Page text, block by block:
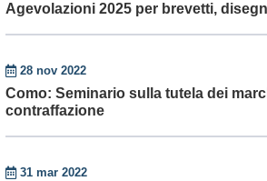
Agevolazioni 2025 per brevetti,
28 nov 2022
Como: Seminario sulla tutela dei
contraffazione
31 mar 2022